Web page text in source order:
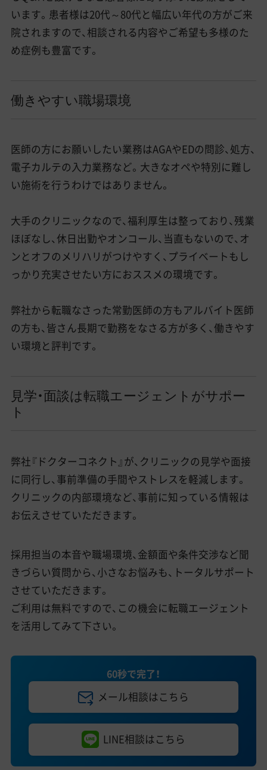
います。患者様は20代～80代と幅広い年代の方がご来
院されますので、相談される内容やご希望も多様のた
め症例も豊富です。
働きやすい職場環境
医師の方にお願いしたい業務はAGAやEDの問診、処方、
電子カルテの入力業務など。大きなオペや特別に難し
い施術を行うわけではありません。
大手のクリニックなので、福利厚生は整っており、残業
ほぼなし、休日出勤やオンコール、当直もないので、オ
ンとオフのメリハリがつけやすく、プライベートもし
っかり充実させたい方におススメの環境です。
弊社から転職なさった常勤医師の方もアルバイト医師
の方も、皆さん長期で勤務をなさる方が多く、働きやす
い環境と評判です。
見学・面談は転職エージェントがサポー
ト
弊社『ドクターコネクト』が、クリニックの見学や面接
に同行し、事前準備の手間やストレスを軽減します。
クリニックの内部環境など、事前に知っている情報は
お伝えさせていただきます。
採用担当の本音や職場環境、金額面や条件交渉など聞
きづらい質問から、小さなお悩みも、トータルサポート
させていただきます。
ご利用は無料ですので、この機会に転職エージェント
を活用してみて下さい。
60秒で完了！
メール相談はこちら
LINE相談はこちら